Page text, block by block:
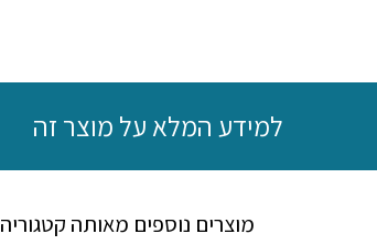
למידע המלא על מוצר זה
מוצרים נוספים מאותה קטגוריה